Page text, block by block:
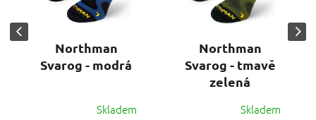
Northman
Svarog - modrá
Skladem
Northman
Svarog - tmavě
zelená
Skladem